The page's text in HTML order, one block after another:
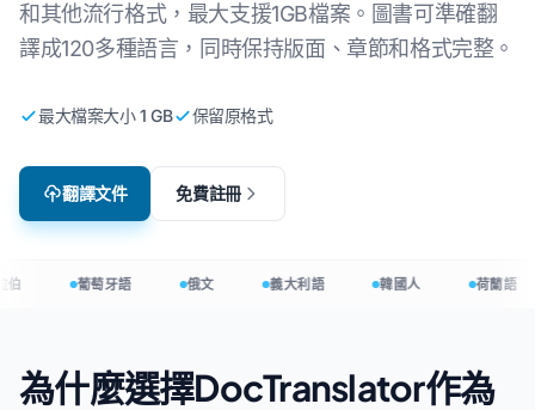
和其他流行格式，最大支援1GB檔案。圖書可準確翻
譯成120多種語言，同時保持版面、章節和格式完整。
最大檔案大小 1 GB 保留原格式
翻譯文件 免費註冊
伯 葡萄牙語 俄文 義大利語 韓國人 荷蘭語
為什麼選擇DocTranslator作為